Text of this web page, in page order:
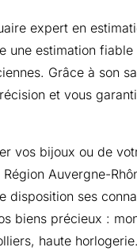
expert en
une estimation
Grâce à son
et vous
vos bijoux ou de
Auvergne-
disposition ses
biens précieux :
haute